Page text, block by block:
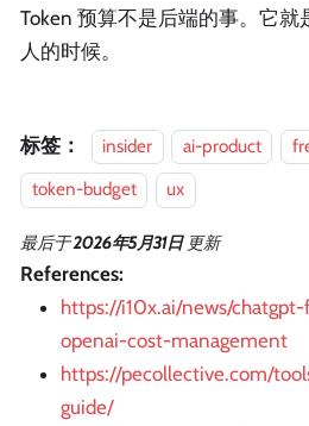
Token 预算不是后端的事。它
人的时候。
标签： insider ai-product
token-budget
ux
最后于2026年5月31日 更新
References:
https://i10x.ai/news/
openai-cost-management
https://pecollective.com/
guide/